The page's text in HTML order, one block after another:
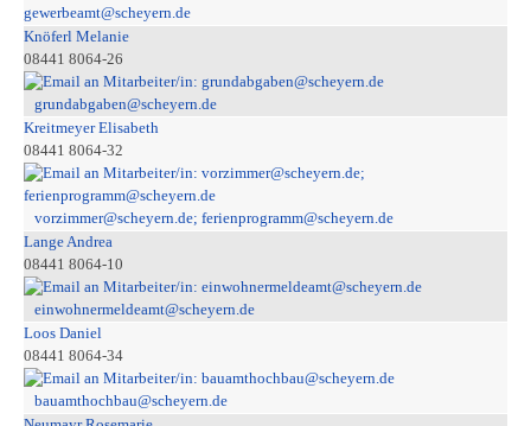
gewerbeamt@scheyern.de
Knöferl Melanie
08441 8064-26
grundabgaben@scheyern.de
Kreitmeyer Elisabeth
08441 8064-32
vorzimmer@scheyern.de; ferienprogramm@scheyern.de
Lange Andrea
08441 8064-10
einwohnermeldeamt@scheyern.de
Loos Daniel
08441 8064-34
bauamthochbau@scheyern.de